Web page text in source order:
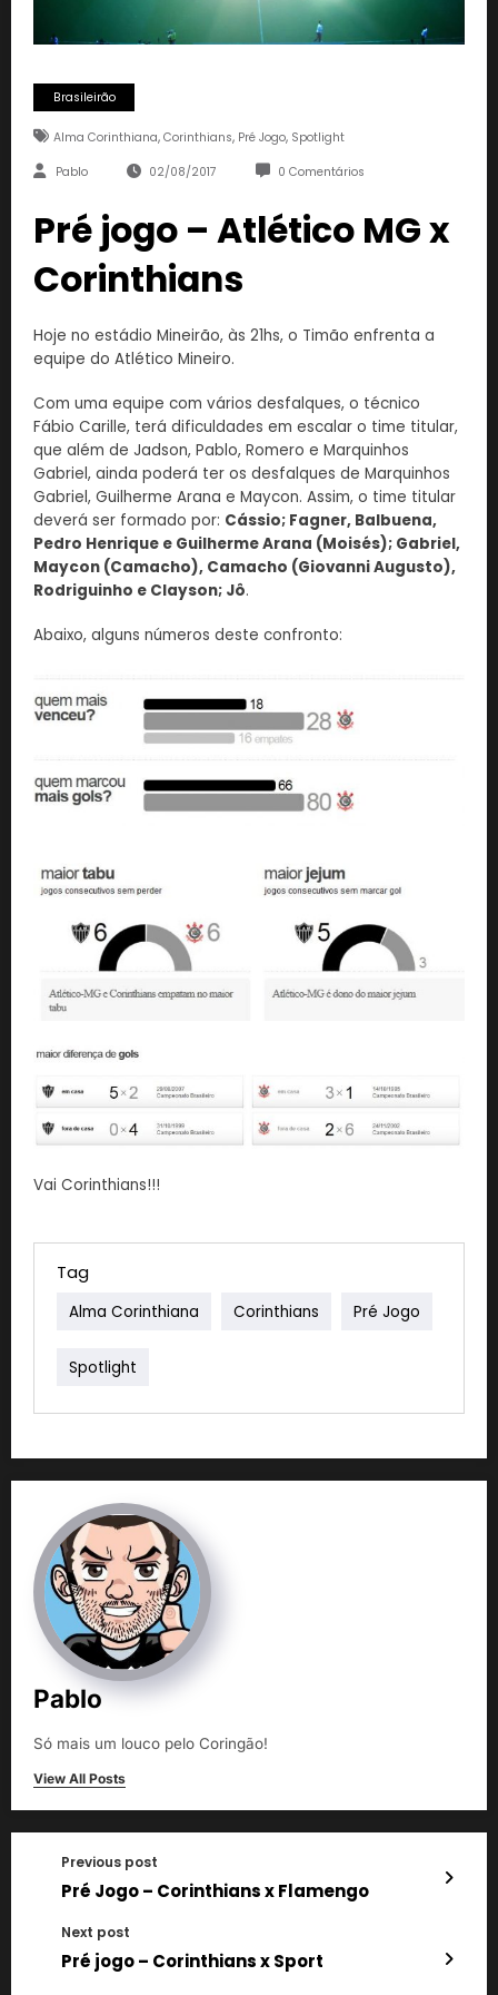
Brasileirão
Alma Corinthiana, Corinthians, Pré Jogo, Spotlight
Pablo 02/08/2017 0 Comentários
Pré jogo – Atlético MG x
Corinthians
Hoje no estádio Mineirão, às 21hs, o Timão enfrenta a
equipe do Atlético Mineiro.
Com uma equipe com vários desfalques, o técnico
Fábio Carille, terá dificuldades em escalar o time titular,
que além de Jadson, Pablo, Romero e Marquinhos
Gabriel, ainda poderá ter os desfalques de Marquinhos
Gabriel, Guilherme Arana e Maycon. Assim, o time titular
deverá ser formado por: Cássio; Fagner, Balbuena,
Pedro Henrique e Guilherme Arana (Moisés); Gabriel,
Maycon (Camacho), Camacho (Giovanni Augusto),
Rodriguinho e Clayson; Jô.
Abaixo, alguns números deste confronto:
Vai Corinthians!!!
Tag
Alma Corinthiana Corinthians Pré Jogo
Spotlight
Pablo
Só mais um louco pelo Coringão!
View All Posts
Previous post
Pré Jogo – Corinthians x Flamengo
Next post
Pré jogo – Corinthians x Sport